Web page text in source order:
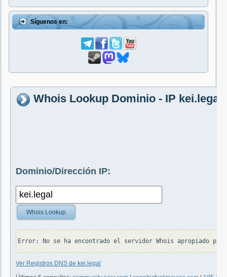
Síguenos en:
Whois Lookup Dominio - IP kei.legal
Dominio/Dirección IP:
Whois Lookup
Ver Registros DNS de kei.legal